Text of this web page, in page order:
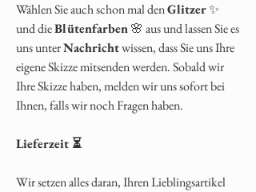
Wählen Sie auch schon mal denGlitzer✨
und dieBlütenfarben🌸 aus und lassen Sie es
uns unterNachrichtwissen, dass Sie uns Ihre
eigene Skizze mitsenden werden. Sobald wir
Ihre Skizze haben, melden wir uns sofort bei
Ihnen, falls wir noch Fragen haben.
Lieferzeit ⏳
Wir setzen alles daran, Ihren Lieblingsartikel